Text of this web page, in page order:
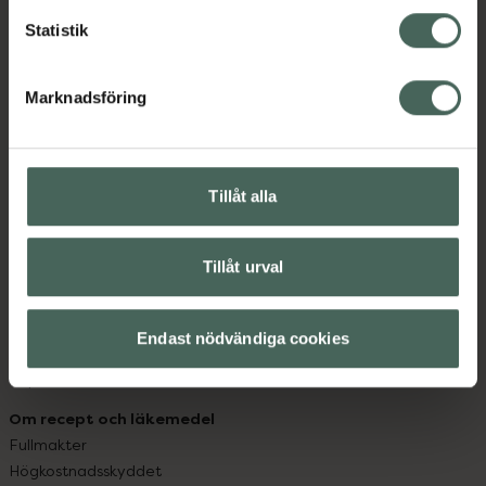
Statistik
Marknadsföring
Tillåt alla
Tillåt urval
Endast nödvändiga cookies
datorn. Oavsett vem du är så är det vårt uppdrag att
med oss.
Kundservice
Kontakta oss
Hitta apotek
Leverans, betalning och retur
Kundklubb
Köpvillkor
Om recept och läkemedel
Fullmakter
Högkostnadsskyddet